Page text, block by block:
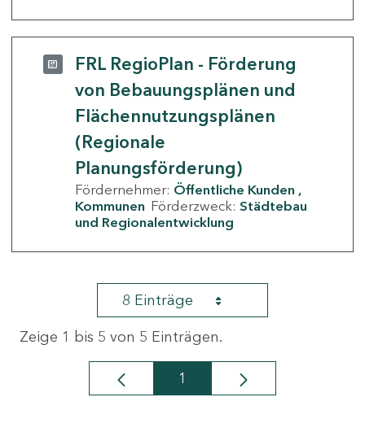
FRL RegioPlan - Förderung
von Bebauungsplänen und
Flächennutzungsplänen
(Regionale
Planungsförderung)
Fördernehmer: Öffentliche Kunden
Kommunen Förderzweck: Städtebau
und Regionalentwicklung
8 Einträge
Zeige 1 bis 5 von 5 Einträgen.
Seite
1